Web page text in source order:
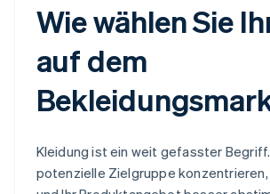
Wie wählen Sie
auf dem
Kleidung ist ein weit gefasster
potenzielle Zielgruppe konzentrieren,